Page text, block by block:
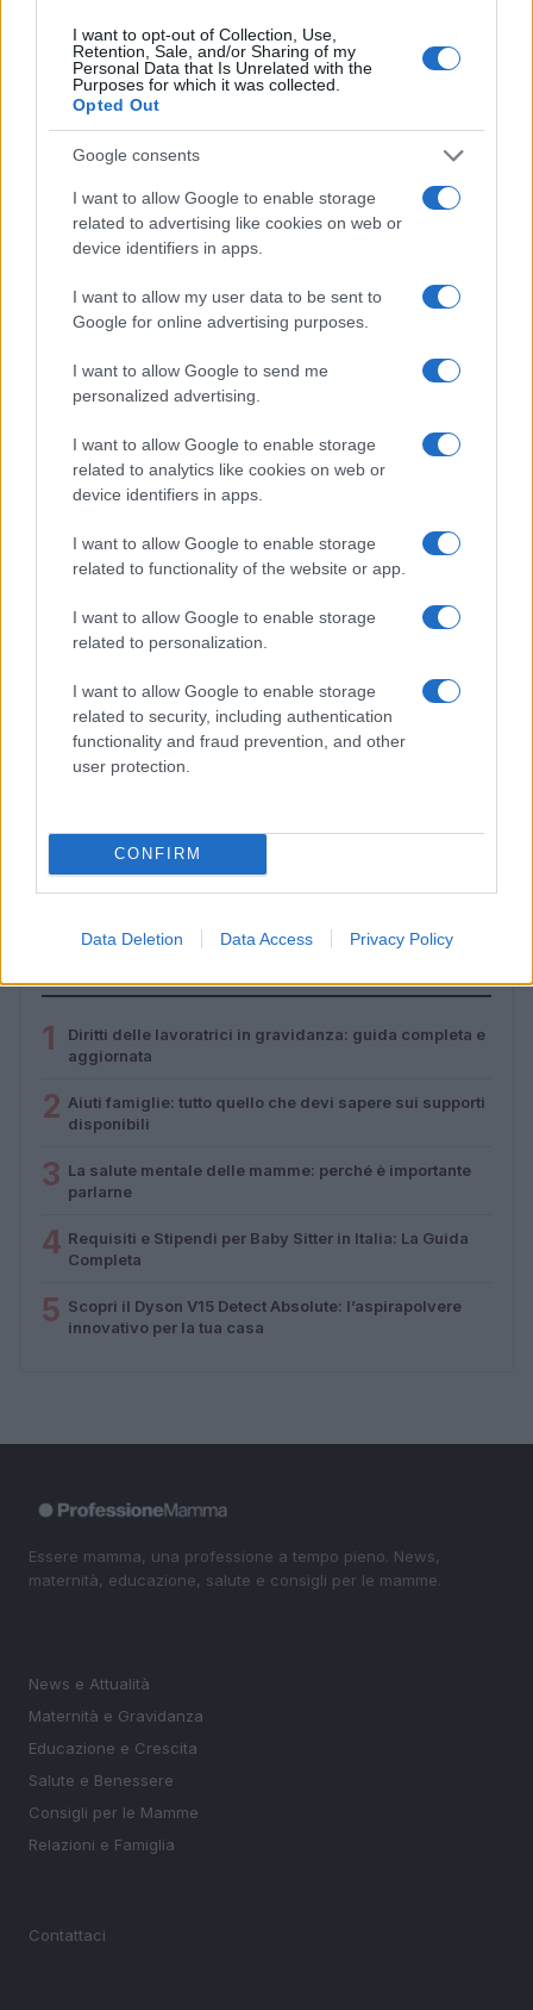
I want to opt-out of Collection, Use,
Retention, Sale, and/or Sharing of my
Personal Data that Is Unrelated with the
Purposes for which it was collected.
Opted Out
Google consents
I want to allow Google to enable storage
related to advertising like cookies on web or
device identifiers in apps.
I want to allow my user data to be sent to
Google for online advertising purposes.
I want to allow Google to send me
personalized advertising.
I want to allow Google to enable storage
related to analytics like cookies on web or
device identifiers in apps.
I want to allow Google to enable storage
related to functionality of the website or app.
I want to allow Google to enable storage
related to personalization.
I want to allow Google to enable storage
related to security, including authentication
functionality and fraud prevention, and other
user protection.
CONFIRM
Data Deletion Data Access Privacy Policy
NEWS E ATTUALITÀ
Codacons denuncia: i problemi che affliggono la Sicilia
Matteo Pellegrino · 25 Lug 2026
NEWS E ATTUALITÀ
Lamezia International Film Fest: arte e cultura si
incontrano in Calabria
Camilla Pellegrini · 16 Lug 2026
1
Diritti delle lavoratrici in gravidanza: guida completa e
aggiornata
2 Aiuti famiglie: tutto quello che devi sapere sui supporti
disponibili
3 La salute mentale delle mamme: perché è importante
parlarne
4 Requisiti e Stipendi per Baby Sitter in Italia: La Guida
Completa
5 Scopri il Dyson V15 Detect Absolute: l’aspirapolvere
innovativo per la tua casa
Essere mamma, una professione a tempo pieno. News,
maternità, educazione, salute e consigli per le mamme.
News e Attualità
Maternità e Gravidanza
Educazione e Crescita
Salute e Benessere
Consigli per le Mamme
Relazioni e Famiglia
Contattaci